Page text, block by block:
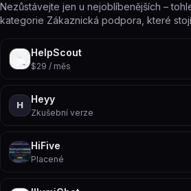
Nezůstávejte jen u nejoblíbenějších –
kategorie Zákaznická podpora, které
HelpScout
$29 / měs
H
Heyy
Zkušební verze
HiFive
Placené